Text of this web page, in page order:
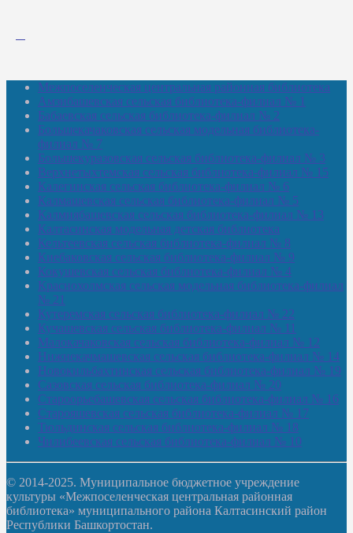
Межпоселенческая центральная районная библиотека
Амзибашевская сельская библиотека-филиал № 1
Бабаевская сельская библиотека-филиал № 2
Большекачаковская сельская модельная библиотека-
филиал № 7
Большекуразовская сельская библиотека-филиал № 3
Верхнетыхтемская сельская библиотека-филиал № 15
Калегинская сельская библиотека-филиал № 6
Калмашевская сельская библиотека-филиал № 5
Калмиябашевская сельская библиотека-филиал № 13
Калтасинская модельная детская библиотека
Кельтеевская сельская библиотека-филиал № 8
Киебаковская сельская библиотека-филиал № 9
Кокушевская сельская библиотека-филиал № 4
Краснохолмская сельская модельная библиотека-филиал
№ 21
Кутеремская сельская библиотека-филиал № 22
Кучашевская сельская библиотека-филиал № 11
Малокачаковская сельская библиотека-филиал № 12
Нижнекачмашевская сельская библиотека-филиал № 14
Новокильбахтинская сельская библиотека-филиал № 19
Сазовская сельская библиотека-филиал № 20
Староорьебашевская сельская библиотека-филиал № 16
Старояшевская сельская библиотека-филиал № 17
Тюльдинская сельская библиотека-филиал № 18
Чилибеевская сельская библиотека-филиал № 10
© 2014-2025. Муниципальное бюджетное учреждение
культуры «Межпоселенческая центральная районная
библиотека» муниципального района Калтасинский район
Республики Башкортостан.